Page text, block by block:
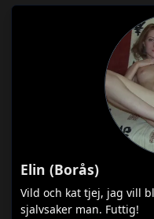
Elin (Borås)
Vild och kat tjej, jag vill
sjalvsaker man. Futtig!